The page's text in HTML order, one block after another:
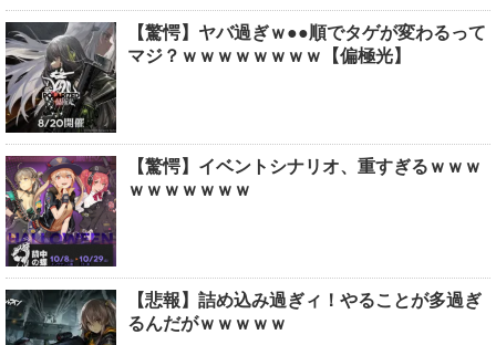
【驚愕】ヤバ過ぎｗ●●順でタゲが変わるって
マジ？ｗｗｗｗｗｗｗｗ【偏極光】
【驚愕】イベントシナリオ、重すぎるｗｗｗ
ｗｗｗｗｗｗｗ
【悲報】詰め込み過ぎィ！やることが多過ぎ
るんだがｗｗｗｗｗ